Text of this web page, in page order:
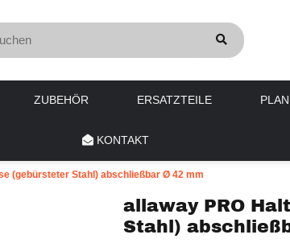
ZUBEHÖR ERSATZTEILE
KONTAKT
(gebürsteter Stahl) abschließbar Ø 42 mm
allaway PRO
Stahl)